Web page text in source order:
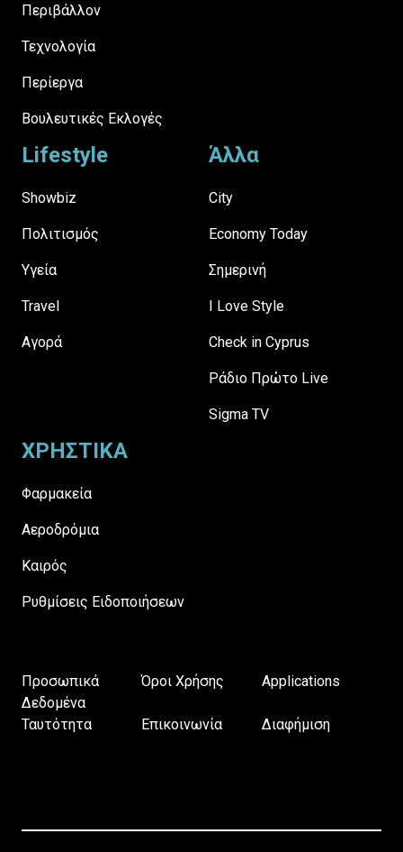
Περιβάλλον
Τεχνολογία
Περίεργα
Βουλευτικές Εκλογές
Lifestyle
Showbiz
Πολιτισμός
Υγεία
Travel
Αγορά
Άλλα
City
Economy Today
Σημερινή
I Love Style
Check in Cyprus
Ράδιο Πρώτο Live
Sigma TV
ΧΡΗΣΤΙΚΑ
Φαρμακεία
Αεροδρόμια
Καιρός
Ρυθμίσεις Ειδοποιήσεων
Προσωπικά
Δεδομένα
Όροι Χρήσης Applications
Ταυτότητα Επικοινωνία Διαφήμιση